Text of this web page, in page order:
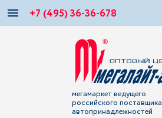
+7 (495) 36-36-678
мегамаркет ведущего
российского поставщика
автопринадлежностей